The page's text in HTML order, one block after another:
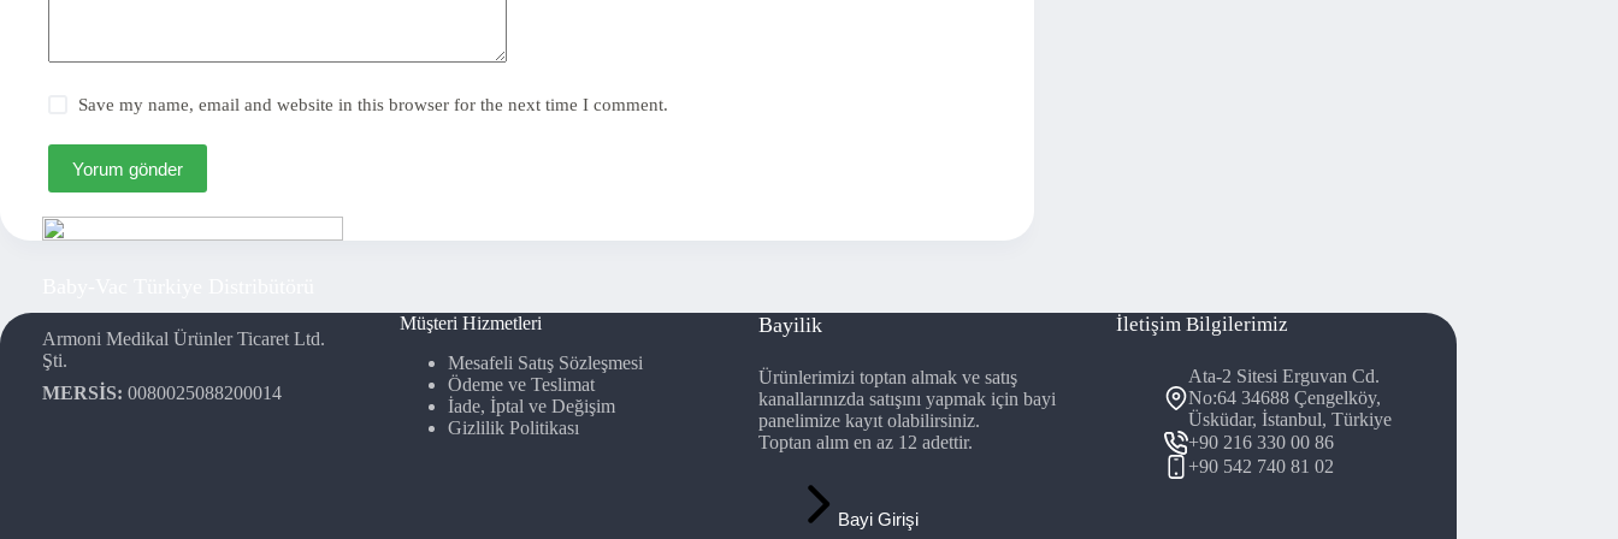
Save my name, email and website in this browser for the next time I comment.
Yorum gönder
Armoni Medikal Ürünler Ticaret Ltd.
Şti.
MERSİS: 0080025088200014
Müşteri Hizmetleri
Mesafeli Satış Sözleşmesi
Ödeme ve Teslimat
İade, İptal ve Değişim
Gizlilik Politikası
Bayilik
Ürünlerimizi toptan almak ve satış
kanallarınızda satışını yapmak için bayi
panelimize kayıt olabilirsiniz.
Toptan alım en az 12 adettir.
Bayi Girişi
İletişim Bilgilerimiz
Ata-2 Sitesi Erguvan Cd.
No:64 34688 Çengelköy,
Üsküdar, İstanbul, Türkiye
+90 216 330 00 86
+90 542 740 81 02